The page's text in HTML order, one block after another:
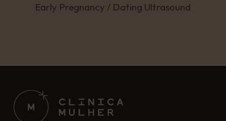
Early Pregnancy / Dating Ultrasound